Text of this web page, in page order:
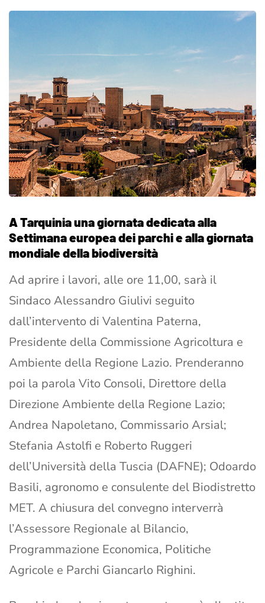
A Tarquinia una giornata dedicata alla
Settimana europea dei parchi e alla giornata
mondiale della biodiversità
Ad aprire i lavori, alle ore 11,00, sarà il
Sindaco Alessandro Giulivi seguito
dall’intervento di Valentina Paterna,
Presidente della Commissione Agricoltura e
Ambiente della Regione Lazio. Prenderanno
poi la parola Vito Consoli, Direttore della
Direzione Ambiente della Regione Lazio;
Andrea Napoletano, Commissario Arsial;
Stefania Astolfi e Roberto Ruggeri
dell’Università della Tuscia (DAFNE); Odoardo
Basili, agronomo e consulente del Biodistretto
MET. A chiusura del convegno interverrà
l’Assessore Regionale al Bilancio,
Programmazione Economica, Politiche
Agricole e Parchi Giancarlo Righini.